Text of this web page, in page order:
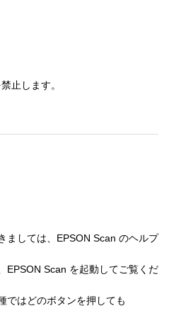
止します。
ましては、EPSON Scan のヘルプ
Scan を起動してご覧くだ
ではどのボタンを押しても